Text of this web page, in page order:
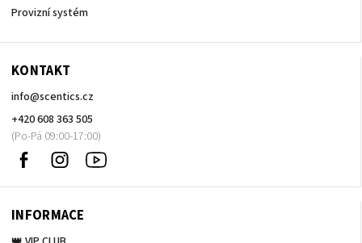
Provizní systém
KONTAKT
info@scentics.cz
+420 608 363 505
Facebook Instagram
na
INFORMACE